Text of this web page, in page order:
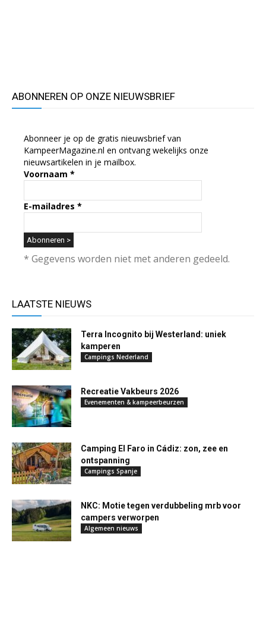
ABONNEREN OP ONZE NIEUWSBRIEF
Abonneer je op de gratis nieuwsbrief van
KampeerMagazine.nl en ontvang wekelijks onze
nieuwsartikelen in je mailbox.
Voornaam *
E-mailadres *
* Gegevens worden niet met anderen gedeeld.
LAATSTE NIEUWS
Terra Incognito bij Westerland: uniek
kamperen
Campings Nederland
Recreatie Vakbeurs 2026
Evenementen & kampeerbeurzen
Camping El Faro in Cádiz: zon, zee en
ontspanning
Campings Spanje
NKC: Motie tegen verdubbeling mrb voor
campers verworpen
Algemeen nieuws